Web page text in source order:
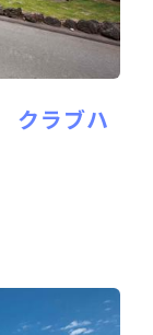
クラブハ